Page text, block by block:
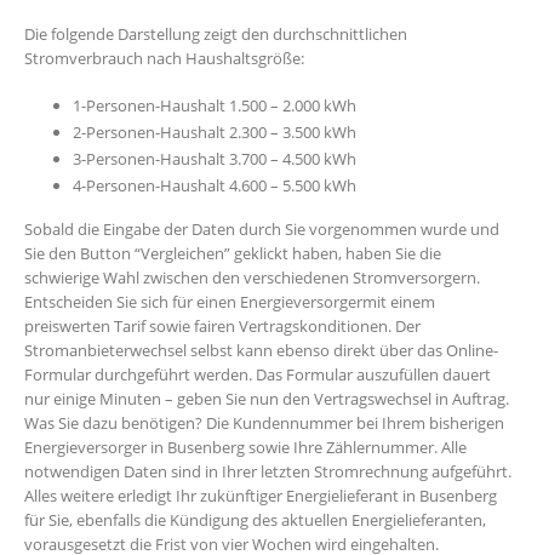
Die folgende Darstellung zeigt den durchschnittlichen
Stromverbrauch nach Haushaltsgröße:
1-Personen-Haushalt 1.500 – 2.000 kWh
2-Personen-Haushalt 2.300 – 3.500 kWh
3-Personen-Haushalt 3.700 – 4.500 kWh
4-Personen-Haushalt 4.600 – 5.500 kWh
Sobald die Eingabe der Daten durch Sie vorgenommen wurde und
Sie den Button “Vergleichen” geklickt haben, haben Sie die
schwierige Wahl zwischen den verschiedenen Stromversorgern.
Entscheiden Sie sich für einen Energieversorgermit einem
preiswerten Tarif sowie fairen Vertragskonditionen. Der
Stromanbieterwechsel selbst kann ebenso direkt über das Online-
Formular durchgeführt werden. Das Formular auszufüllen dauert
nur einige Minuten – geben Sie nun den Vertragswechsel in Auftrag.
Was Sie dazu benötigen? Die Kundennummer bei Ihrem bisherigen
Energieversorger in Busenberg sowie Ihre Zählernummer. Alle
notwendigen Daten sind in Ihrer letzten Stromrechnung aufgeführt.
Alles weitere erledigt Ihr zukünftiger Energielieferant in Busenberg
für Sie, ebenfalls die Kündigung des aktuellen Energielieferanten,
vorausgesetzt die Frist von vier Wochen wird eingehalten.